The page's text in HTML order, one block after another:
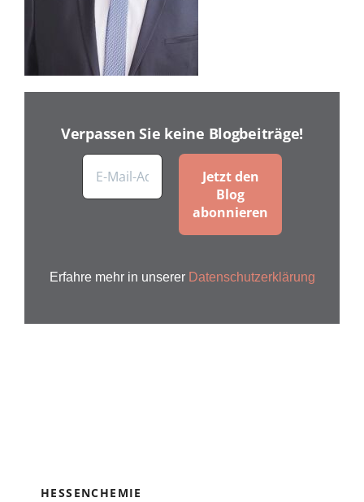
Verpassen Sie keine Blogbeiträge!
Erfahre mehr in unserer Datenschutzerklärung
HESSENCHEMIE